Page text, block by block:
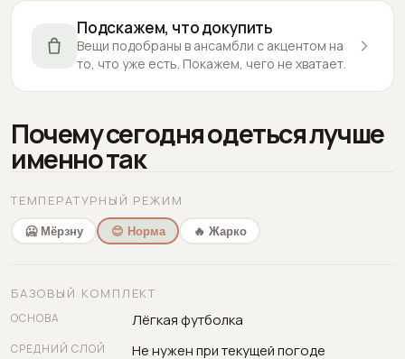
Подскажем, что докупить
Вещи подобраны в ансамбли с акцентом на
то, что уже есть. Покажем, чего не хватает.
Почему сегодня одеться лучше
именно так
ТЕМПЕРАТУРНЫЙ РЕЖИМ
🥶 Мёрзну 😊 Норма 🔥 Жарко
БАЗОВЫЙ КОМПЛЕКТ
ОСНОВА Лёгкая футболка
СРЕДНИЙ СЛОЙ Не нужен при текущей погоде